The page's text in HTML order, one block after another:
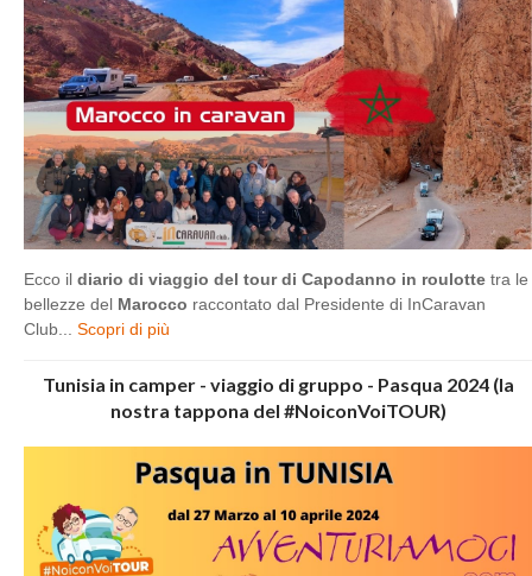
Ecco il diario di viaggio del tour di Capodanno in roulotte tra le
bellezze del Marocco raccontato dal Presidente di InCaravan
Club... Scopri di più
Tunisia in camper - viaggio di gruppo - Pasqua 2024 (la
nostra tappona del #NoiconVoiTOUR)